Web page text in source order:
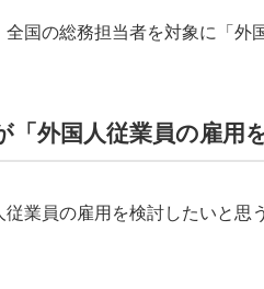
国の総務担当者を対象に「外
「外国人従業員の雇用
業員の雇用を検討したいと思